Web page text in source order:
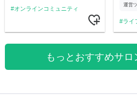
オンラインコミュニティ
運営
ライ
もっとおすすめサロ